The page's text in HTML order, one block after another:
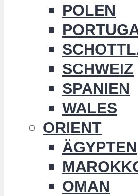
POLEN
SCHWEIZ
SPANIEN
WALES
ORIENT
ÄGYPTEN
OMAN